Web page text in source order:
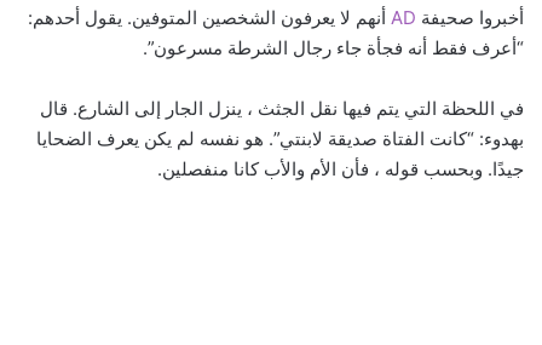
أخبروا صحيفة AD أنهم لا يعرفون الشخصين المتوفين. يقول أحدهم:
“أعرف فقط أنه فجأة جاء رجال الشرطة مسرعون”.
في اللحظة التي يتم فيها نقل الجثث ، ينزل الجار إلى الشارع. قال
بهدوء: “كانت الفتاة صديقة لابنتي”. هو نفسه لم يكن يعرف الضحايا
جيدًا. وبحسب قوله ، فأن الأم والأب كانا منفصلين.